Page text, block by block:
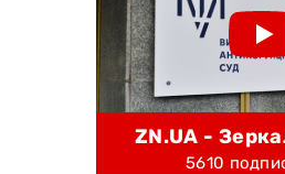
ZN.UA -
5610